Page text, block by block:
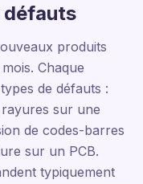
défauts
produits
Chaque
de défauts :
sur une
de codes-barres
sur un PCB.
typiquement